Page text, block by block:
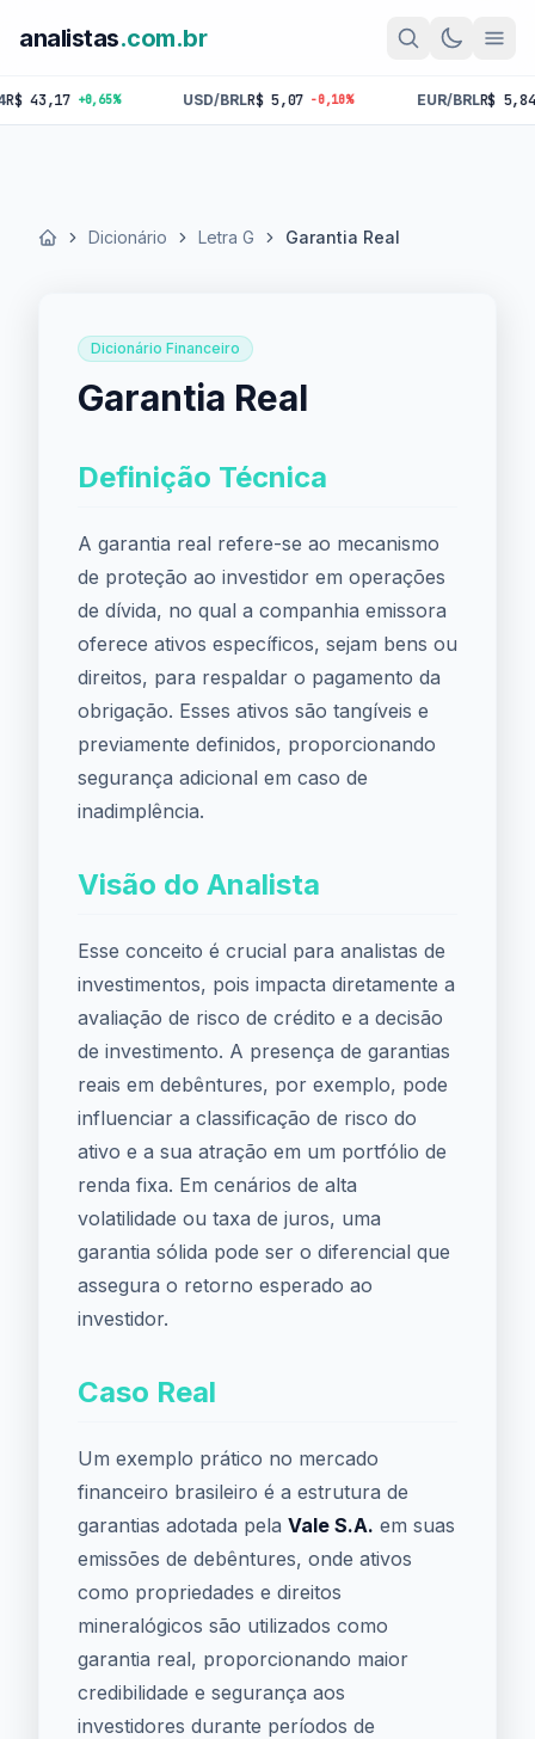
analistas.com.br
+0,65% USD/BRLR$ 5,07 -0,10% EUR/BRLR$ 5,84 -
Início Dicionário Letra G Garantia Real
Dicionário Financeiro
Garantia Real
Definição Técnica
A garantia real refere-se ao mecanismo
de proteção ao investidor em operações
de dívida, no qual a companhia emissora
oferece ativos específicos, sejam bens ou
direitos, para respaldar o pagamento da
obrigação. Esses ativos são tangíveis e
previamente definidos, proporcionando
segurança adicional em caso de
inadimplência.
Visão do Analista
Esse conceito é crucial para analistas de
investimentos, pois impacta diretamente a
avaliação de risco de crédito e a decisão
de investimento. A presença de garantias
reais em debêntures, por exemplo, pode
influenciar a classificação de risco do
ativo e a sua atração em um portfólio de
renda fixa. Em cenários de alta
volatilidade ou taxa de juros, uma
garantia sólida pode ser o diferencial que
assegura o retorno esperado ao
investidor.
Caso Real
Um exemplo prático no mercado
financeiro brasileiro é a estrutura de
garantias adotada pela Vale S.A. em suas
emissões de debêntures, onde ativos
como propriedades e direitos
mineralógicos são utilizados como
garantia real, proporcionando maior
credibilidade e segurança aos
investidores durante períodos de